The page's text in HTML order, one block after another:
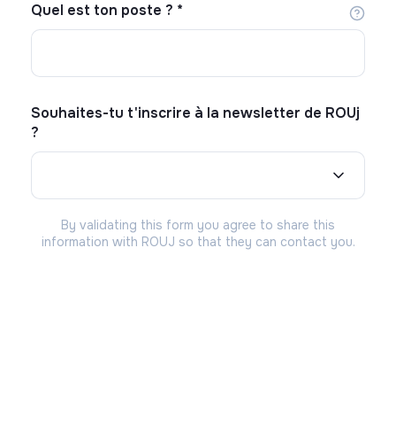
Quel est ton poste ? *
Souhaites-tu t'inscrire à la newsletter de ROUj
?
By validating this form you agree to share this
information with ROUJ so that they can contact you.